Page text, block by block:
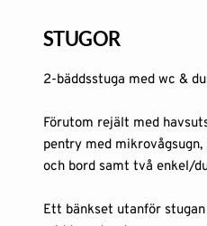
STUGOR
2-bäddsstuga med wc &
Förutom rejält med
pentry med
och bord samt två enkel/
Ett bänkset utanför stugan